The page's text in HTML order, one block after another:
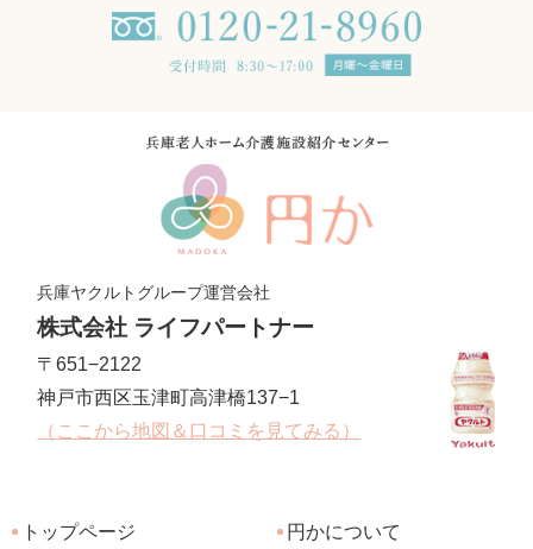
兵庫ヤクルトグループ運営会社
株式会社 ライフパートナー
〒651−2122
神戸市西区玉津町高津橋137−1
（ここから地図＆口コミを見てみる）
トップページ 円かについて